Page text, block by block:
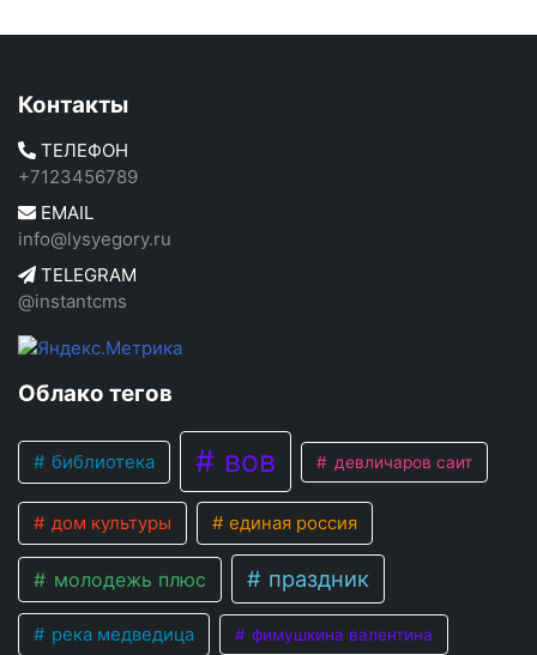
Контакты
ТЕЛЕФОН
+7123456789
EMAIL
info@lysyegory.ru
TELEGRAM
@instantcms
Облако тегов
библиотека вов девличаров саит
дом культуры единая россия
молодежь плюс праздник
река медведица фимушкина валентина